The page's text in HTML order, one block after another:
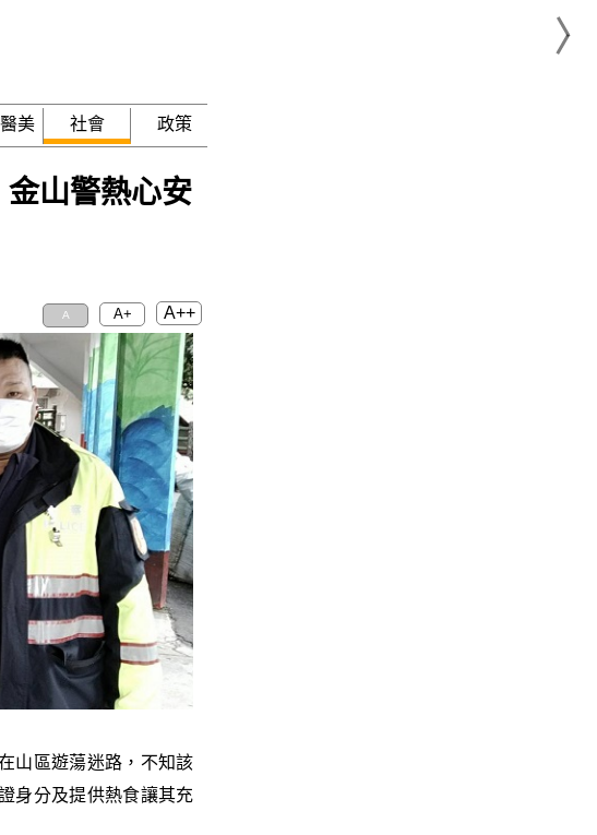
美 社會 政策
山警熱心安
A A+ A++
山區遊蕩迷路，不知該
身分及提供熱食讓其充